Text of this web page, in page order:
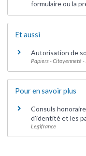
formulaire ou la
Et aussi
Autorisation de
Papiers - Citoyenneté -
Pour en savoir plus
Consuls
d'identité et les
Legifrance